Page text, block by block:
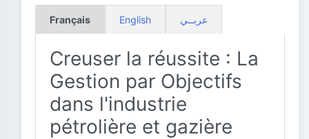
Français English عربــي
Creuser la réussite : La
Gestion par Objectifs
dans l'industrie
pétrolière et gazière